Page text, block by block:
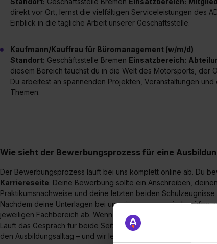
direkt vor Ort, lernst die vielfältigen Serviceleistungen des
Einblick in die tägliche Arbeit unserer Geschäftsstelle.
Kaufmann/Kauffrau für Büromanagement (w/m/d)
Standort: Geschäftsstelle Bremen Einsatzbereich:
diesem Bereich tauchst du in die Welt des Motorsports, der
Du arbeitest an spannenden Projekten, Veranstaltungen
Themen.
Wie sieht der Bewerbungsprozess für eine
Der Bewerbungsprozess läuft bei uns komplett online ab. Du
Karriereseite. Deine Bewerbung sollte ein Anschreiben,
Praktikumsnachweise und deine letzten beiden Schulzeugnisse
Nachdem deine Unterlagen bei uns eingegangen sind, prüfen
jeweiligen Fachbereich ab. Wenn du gut zu uns passt, laden wir
Läuft das Gespräch für beide Seiten positiv, folgt ein
den Ausbildungsalltag – und wir lernen dich noch besser kennen.